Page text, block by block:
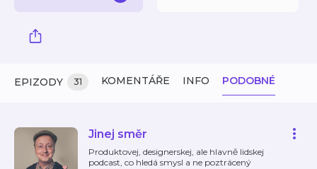
EPIZODY 31 KOMENTÁŘE INFO PODOBNÉ
Jinej směr
Produktovej, designerskej, ale hlavně lidskej
podcast, co hledá smysl a ne poztrácený